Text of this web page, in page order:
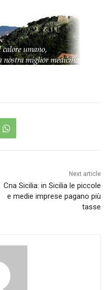
Next article
Cna Sicilia: in Sicilia le piccole
e medie imprese pagano più
tasse